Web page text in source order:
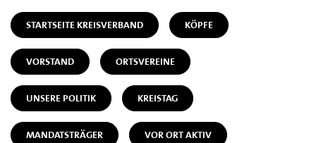
STARTSEITE KREISVERBAND KÖPFE
VORSTAND ORTSVEREINE
UNSERE POLITIK KREISTAG
MANDATSTRÄGER VOR ORT AKTIV